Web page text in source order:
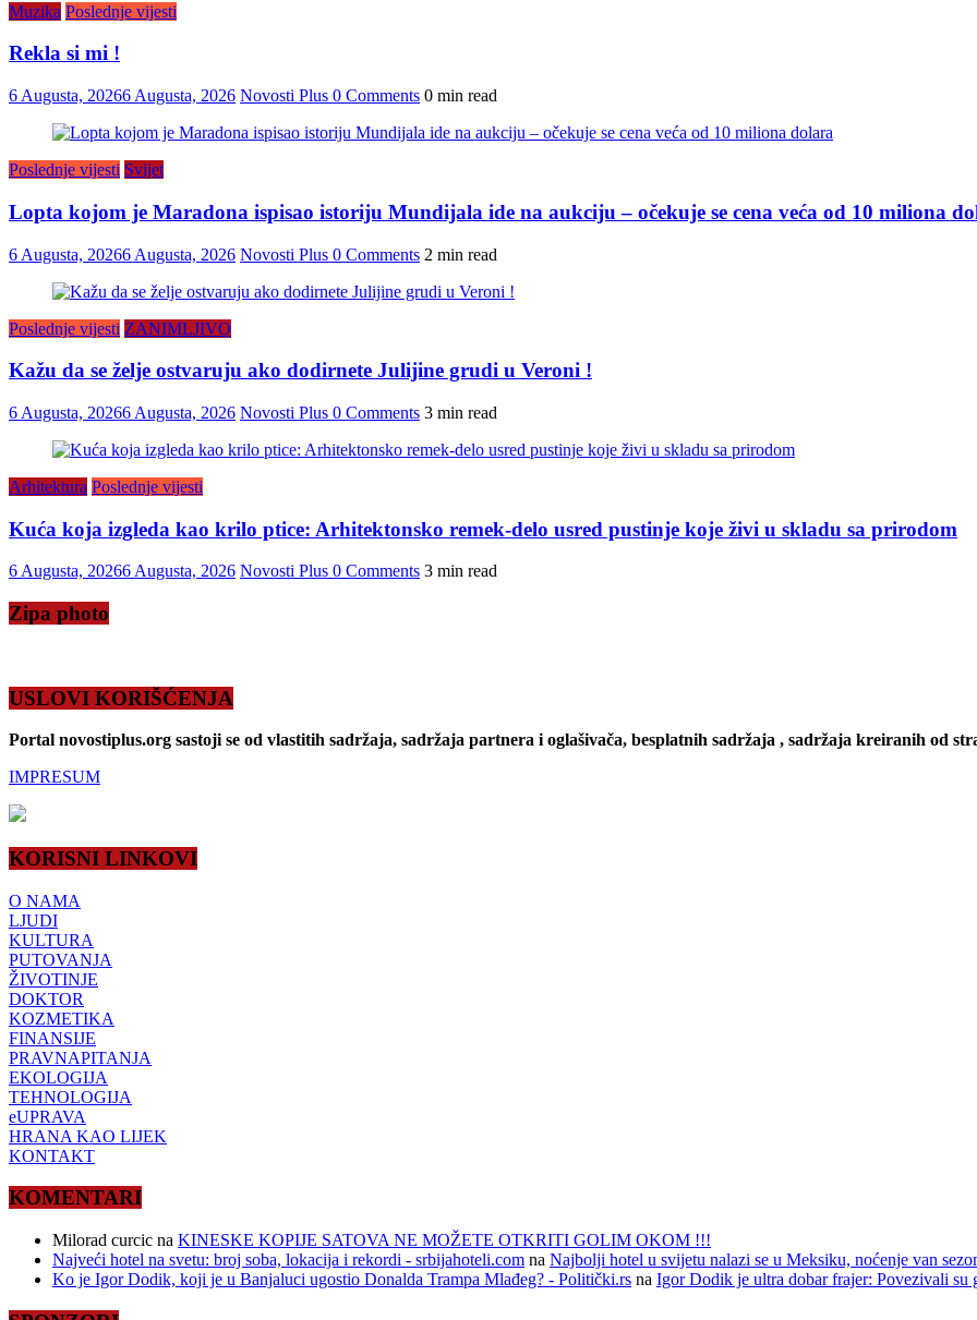
Muzika Poslednje vijesti
Rekla si mi !
6 Augusta, 20266 Augusta, 2026 Novosti Plus 0 Comments 0 min read
Poslednje vijesti Svijet
Lopta kojom je Maradona ispisao istoriju Mundijala ide na aukciju – očekuje se cena veća od 10 miliona
6 Augusta, 20266 Augusta, 2026 Novosti Plus 0 Comments 2 min read
Poslednje vijesti ZANIMLJIVO
Kažu da se želje ostvaruju ako dodirnete Julijine grudi u Veroni !
6 Augusta, 20266 Augusta, 2026 Novosti Plus 0 Comments 3 min read
Arhitektura Poslednje vijesti
Kuća koja izgleda kao krilo ptice: Arhitektonsko remek-delo usred pustinje koje živi u skladu sa prirodom
6 Augusta, 20266 Augusta, 2026 Novosti Plus 0 Comments 3 min read
Zipa photo
USLOVI KORIŠĆENJA
Portal novostiplus.org sastoji se od vlastitih sadržaja, sadržaja partnera i oglašivača, besplatnih sadržaja , sadržaja kreiranih od
IMPRESUM
KORISNI LINKOVI
O NAMA
LJUDI
KULTURA
PUTOVANJA
ŽIVOTINJE
DOKTOR
KOZMETIKA
FINANSIJE
PRAVNAPITANJA
EKOLOGIJA
TEHNOLOGIJA
eUPRAVA
HRANA KAO LIJEK
KONTAKT
KOMENTARI
Milorad curcic na KINESKE KOPIJE SATOVA NE MOŽETE OTKRITI GOLIM OKOM !!!
Najveći hotel na svetu: broj soba, lokacija i rekordi - srbijahoteli.com na Najbolji hotel u svijetu nalazi se u Meksiku, noćenje van
Ko je Igor Dodik, koji je u Banjaluci ugostio Donalda Trampa Mlađeg? - Politički.rs na Igor Dodik je ultra dobar frajer: Povezivali su